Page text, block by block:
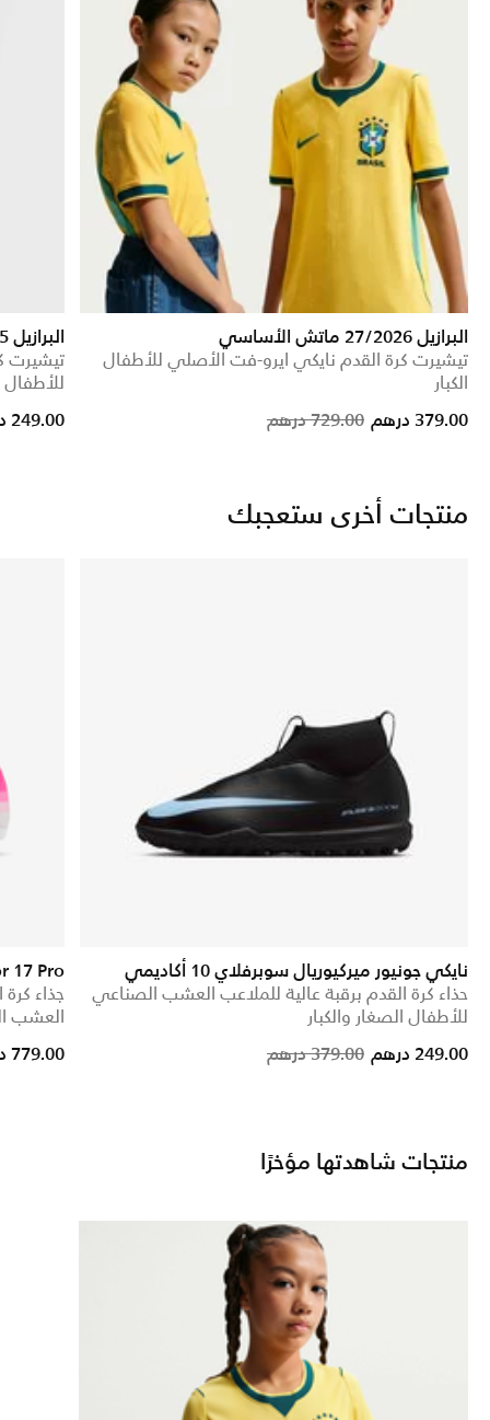
البرازيل 27/2026 ماتش الأساسي
تيشيرت كرة القدم نايكي ايرو-فت الأصلي للأطفال
الكبار
Price reduced from
729.00 درهم 379.00 درهم
البرازيل 2025 ستيديوم الأساسي (فريق النساء)
تيشيرت
للأطفال
249.00 درهم
منتجات أخرى ستعجبك
نايكي جونيور ميركيوريال سوبرفلاي 10 أكاديمي
حذاء كرة القدم برقبة عالية للملاعب العشب الصناعي
للأطفال الصغار والكبار
Price reduced from
379.00 درهم 249.00 درهم
17 Pro
جذاء
العشب
779.00 درهم
منتجات شاهدتها مؤخرًا